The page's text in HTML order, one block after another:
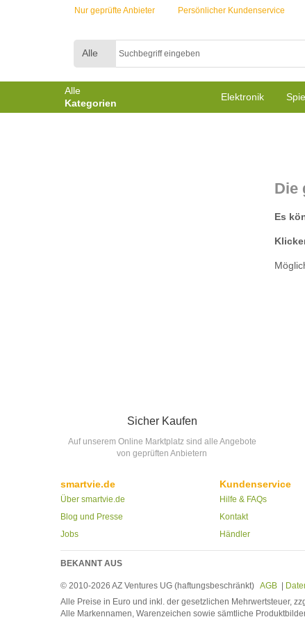
Nur geprüfte Anbieter Persönlicher Kundenservice
Alle
Alle
Kategorien
Elektronik
Die
Es
Sicher Kaufen
Auf unserem Online Marktplatz sind alle Angebote
von geprüften Anbietern
smartvie.de
Über smartvie.de
Blog und Presse
Jobs
Kundenservice
Hilfe & FAQs
Kontakt
Händler
BEKANNT AUS
© 2010-2026 AZ Ventures UG (haftungsbeschränkt) AGB
Alle Preise in Euro und inkl. der gesetzlichen Mehrwertsteuer,
Alle Markennamen, Warenzeichen sowie sämtliche